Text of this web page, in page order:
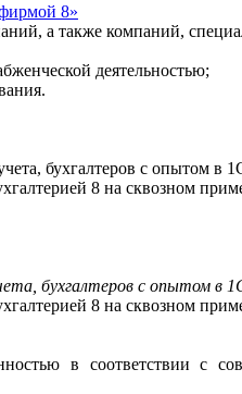
8»
а также компаний,
деятельностью;
бухгалтеров с опытом в
8 на сквозном
бухгалтеров с опытом в
8 на сквозном
в соответствии с